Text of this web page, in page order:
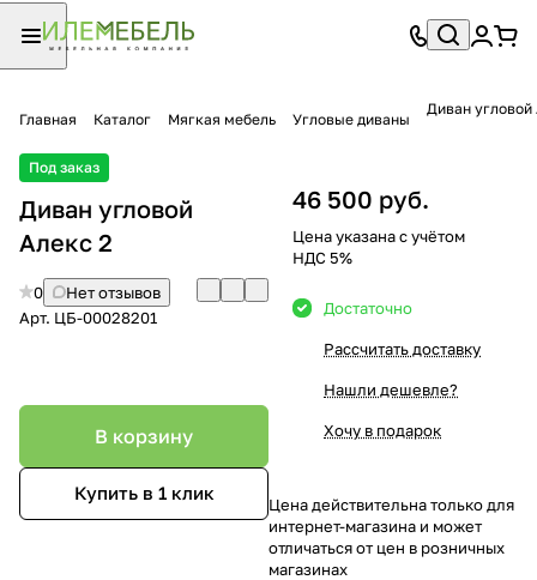
Главная Каталог Мягкая мебель Угловые диваны
Диван угловой
Под заказ
Диван угловой
Алекс 2
0
Нет отзывов
Арт. ЦБ-00028201
В корзину
Купить в 1 клик
46 500 руб.
Цена указана с учётом
НДС 5%
Достаточно
Рассчитать доставку
Нашли дешевле?
Хочу в подарок
Цена действительна только для
интернет-магазина и может
отличаться от цен в розничных
магазинах